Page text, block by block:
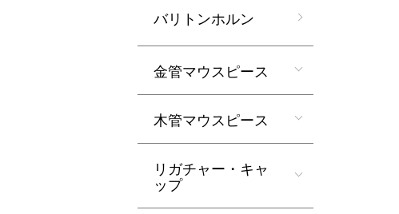
バリトンホルン
金管マウスピース
木管マウスピース
リガチャー・キャ
ップ